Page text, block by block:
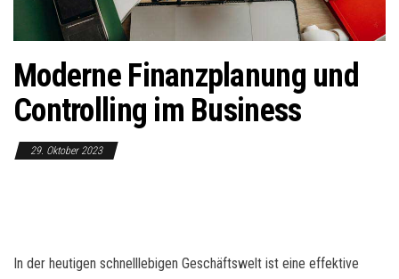
Moderne Finanzplanung und
Controlling im Business
29. Oktober 2023
In der heutigen schnelllebigen Geschäftswelt ist eine effektive